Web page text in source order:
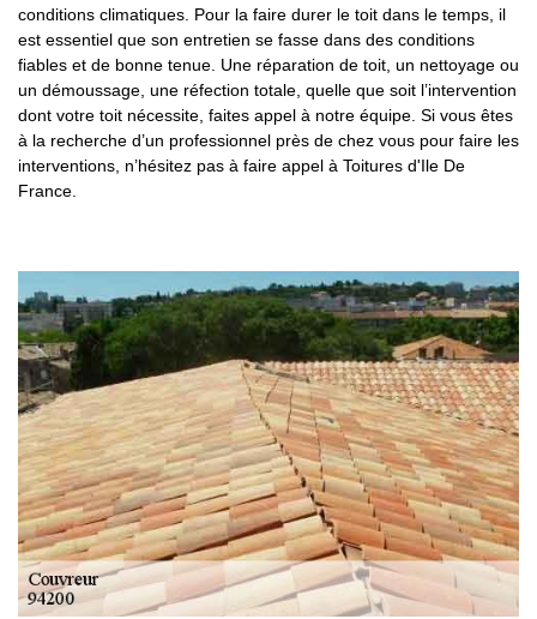
conditions climatiques. Pour la faire durer le toit dans le temps, il
est essentiel que son entretien se fasse dans des conditions
fiables et de bonne tenue. Une réparation de toit, un nettoyage ou
un démoussage, une réfection totale, quelle que soit l’intervention
dont votre toit nécessite, faites appel à notre équipe. Si vous êtes
à la recherche d’un professionnel près de chez vous pour faire les
interventions, n’hésitez pas à faire appel à Toitures d'Ile De
France.